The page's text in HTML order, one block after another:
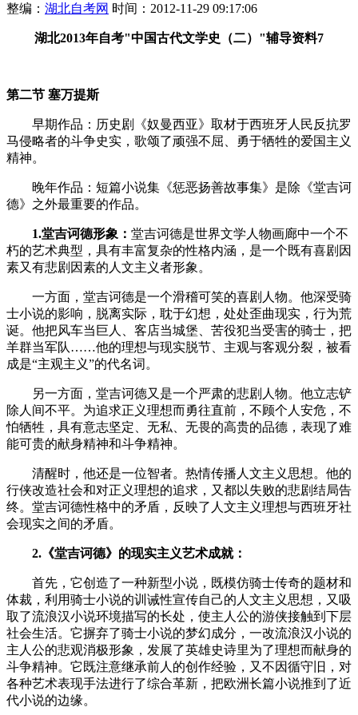
整编： 湖北自考网 时间：2012-11-29 09:17:06
湖北2013年自考"中国古代文学史（二）"辅导资料7
第二节 塞万提斯
早期作品：历史剧《奴曼西亚》取材于西班牙人民反抗罗
马侵略者的斗争史实，歌颂了顽强不屈、勇于牺牲的爱国主义
精神。
晚年作品：短篇小说集《惩恶扬善故事集》是除《堂吉诃
德》之外最重要的作品。
1.堂吉诃德形象： 堂吉诃德是世界文学人物画廊中一个不
朽的艺术典型，具有丰富复杂的性格内涵，是一个既有喜剧因
素又有悲剧因素的人文主义者形象。
一方面，堂吉诃德是一个滑稽可笑的喜剧人物。他深受骑
士小说的影响，脱离实际，耽于幻想，处处歪曲现实，行为荒
诞。他把风车当巨人、客店当城堡、苦役犯当受害的骑士，把
羊群当军队……他的理想与现实脱节、主观与客观分裂，被看
成是“主观主义”的代名词。
另一方面，堂吉诃德又是一个严肃的悲剧人物。他立志铲
除人间不平。为追求正义理想而勇往直前，不顾个人安危，不
怕牺牲，具有意志坚定、无私、无畏的高贵的品德，表现了难
能可贵的献身精神和斗争精神。
清醒时，他还是一位智者。热情传播人文主义思想。他的
行侠改造社会和对正义理想的追求，又都以失败的悲剧结局告
终。堂吉诃德性格中的矛盾，反映了人文主义理想与西班牙社
会现实之间的矛盾。
2.《堂吉诃德》的现实主义艺术成就：
首先，它创造了一种新型小说，既模仿骑士传奇的题材和
体裁，利用骑士小说的训诫性宣传自己的人文主义思想，又吸
取了流浪汉小说环境描写的长处，使主人公的游侠接触到下层
社会生活。它摒弃了骑士小说的梦幻成分，一改流浪汉小说的
主人公的悲观消极形象，发展了英雄史诗里为了理想而献身的
斗争精神。它既注意继承前人的创作经验，又不因循守旧，对
各种艺术表现手法进行了综合革新，把欧洲长篇小说推到了近
代小说的边缘。